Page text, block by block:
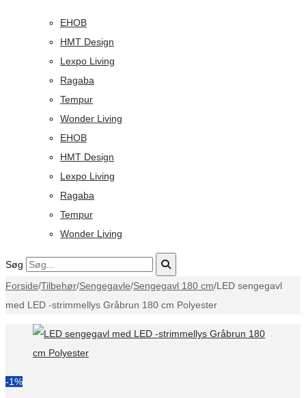
EHOB
HMT Design
Lexpo Living
Ragaba
Tempur
Wonder Living
EHOB
HMT Design
Lexpo Living
Ragaba
Tempur
Wonder Living
Søg
Forside/Tilbehør/Sengegavle/Sengegavl 180 cm/LED sengegavl
med LED -strimmellys Gråbrun 180 cm Polyester
-1%